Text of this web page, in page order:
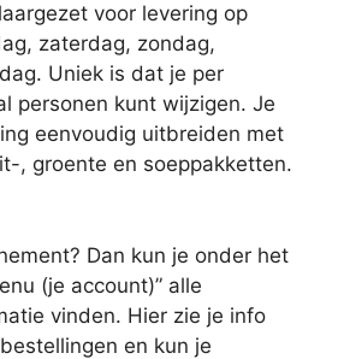
voor levering op
zaterdag, zondag,
Uniek is dat je per
personen kunt wijzigen. Je
eenvoudig uitbreiden met
, groente en soeppakketten.
Dan kun je onder het
(je account)” alle
vinden. Hier zie je info
en kun je